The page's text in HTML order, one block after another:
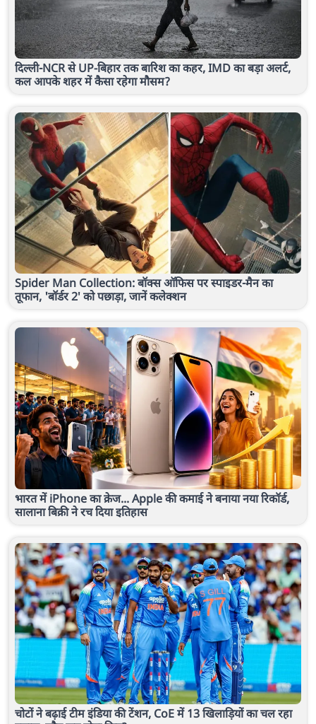
दिल्ली-NCR से UP-बिहार तक बारिश का कहर, IMD का बड़ा अलर्ट,
कल आपके शहर में कैसा रहेगा मौसम?
Spider Man Collection: बॉक्स ऑफिस पर स्पाइडर-मैन का
तूफान, 'बॉर्डर 2' को पछाड़ा, जानें कलेक्शन
भारत में iPhone का क्रेज... Apple की कमाई ने बनाया नया रिकॉर्ड,
सालाना बिक्री ने रच दिया इतिहास
चोटों ने बढ़ाई टीम इंडिया की टेंशन, CoE में 13 खिलाड़ियों का चल रहा